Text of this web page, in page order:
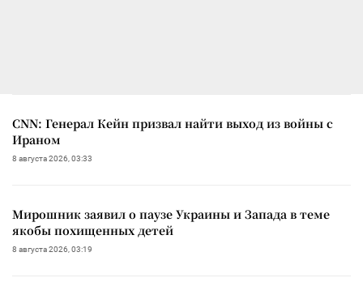
CNN: Генерал Кейн призвал найти выход из войны с
Ираном
8 августа 2026, 03:33
Мирошник заявил о паузе Украины и Запада в теме
якобы похищенных детей
8 августа 2026, 03:19